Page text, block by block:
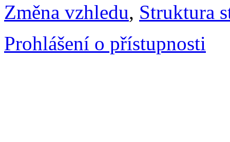
Změna vzhledu, Struktura
Prohlášení o přístupnosti